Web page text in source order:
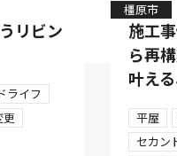
リビン
ライフ
更
橿原市
施工
ら再
叶え
平屋
セカン